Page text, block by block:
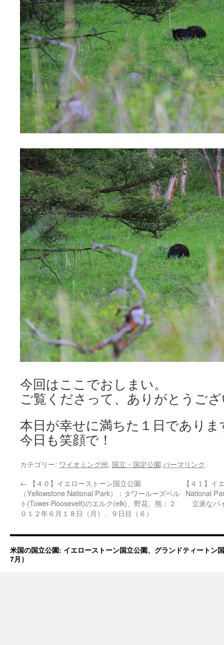
今回はここでおしまい。
ご覧くださって、ありがとうご
本日が幸せに満ちた１日でありま
今日も笑顔で！
カテゴリー: ワイオミング州, 国立・国定公園 パーマリンク
← 【４０】イエローストーン国立公園
（Yellowstone National Park）：タワールーズベル
ト(Tower-Roosevelt)のエルク(elk)、野花、熊：２
０１２年６月１８日（月）、９日目（６）
【４１】イ
National
立派なバ
米国の国立公園: イエローストーン国立公園、グランドティートン
7月）